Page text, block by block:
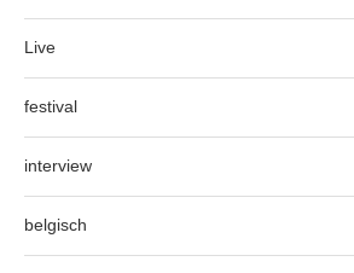
Live
festival
interview
belgisch